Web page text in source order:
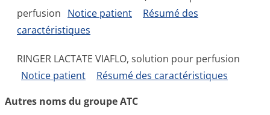
perfusion Notice patient
Résumé des
caractéristiques
RINGER LACTATE VIAFLO, solution pour perfusion
Notice patient
Résumé des caractéristiques
Autres noms du groupe ATC